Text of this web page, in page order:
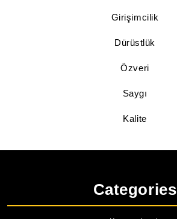
Girişimcilik
Dürüstlük
Özveri
Saygı
Kalite
Categories